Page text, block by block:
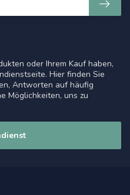
oder Ihrem Kauf haben,
Hier finden Sie
Antworten auf häufig
Möglichkeiten, uns zu